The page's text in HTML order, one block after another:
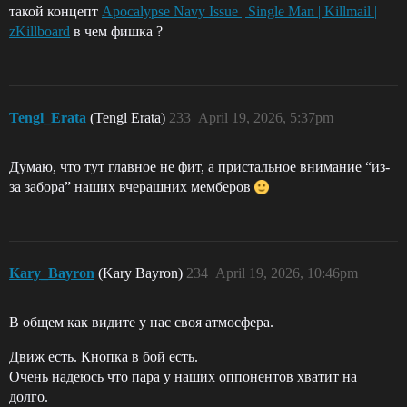
такой концепт Apocalypse Navy Issue | Single Man | Killmail |
zKillboard в чем фишка ?
Tengl_Erata (Tengl Erata) April 19, 2026, 5:37pm
233
Думаю, что тут главное не фит, а пристальное внимание “из-
за забора” наших вчерашних мемберов
Kary_Bayron (Kary Bayron) April 19, 2026, 10:46pm
234
В общем как видите у нас своя атмосфера.
Движ есть. Кнопка в бой есть.
Очень надеюсь что пара у наших оппонентов хватит на
долго.